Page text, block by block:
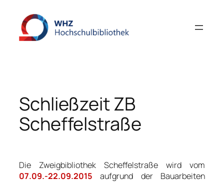
Inhalt
springen
Schließzeit ZB
Scheffelstraße
Die Zweigbibliothek Scheffelstraße wird vom
07.09.-22.09.2015 aufgrund der Bauarbeiten